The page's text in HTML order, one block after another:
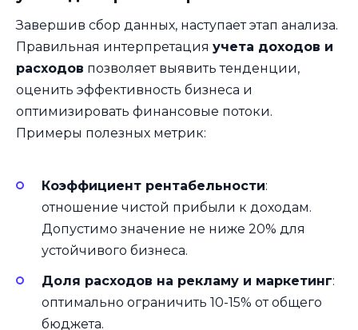
Завершив сбор данных, наступает этап анализа.
Правильная интерпретация учета доходов и
расходов позволяет выявить тенденции,
оценить эффективность бизнеса и
оптимизировать финансовые потоки.
Примеры полезных метрик:
Коэффициент рентабельности:
отношение чистой прибыли к доходам.
Допустимо значение не ниже 20% для
устойчивого бизнеса.
Доля расходов на рекламу и маркетинг:
оптимально ограничить 10-15% от общего
бюджета.